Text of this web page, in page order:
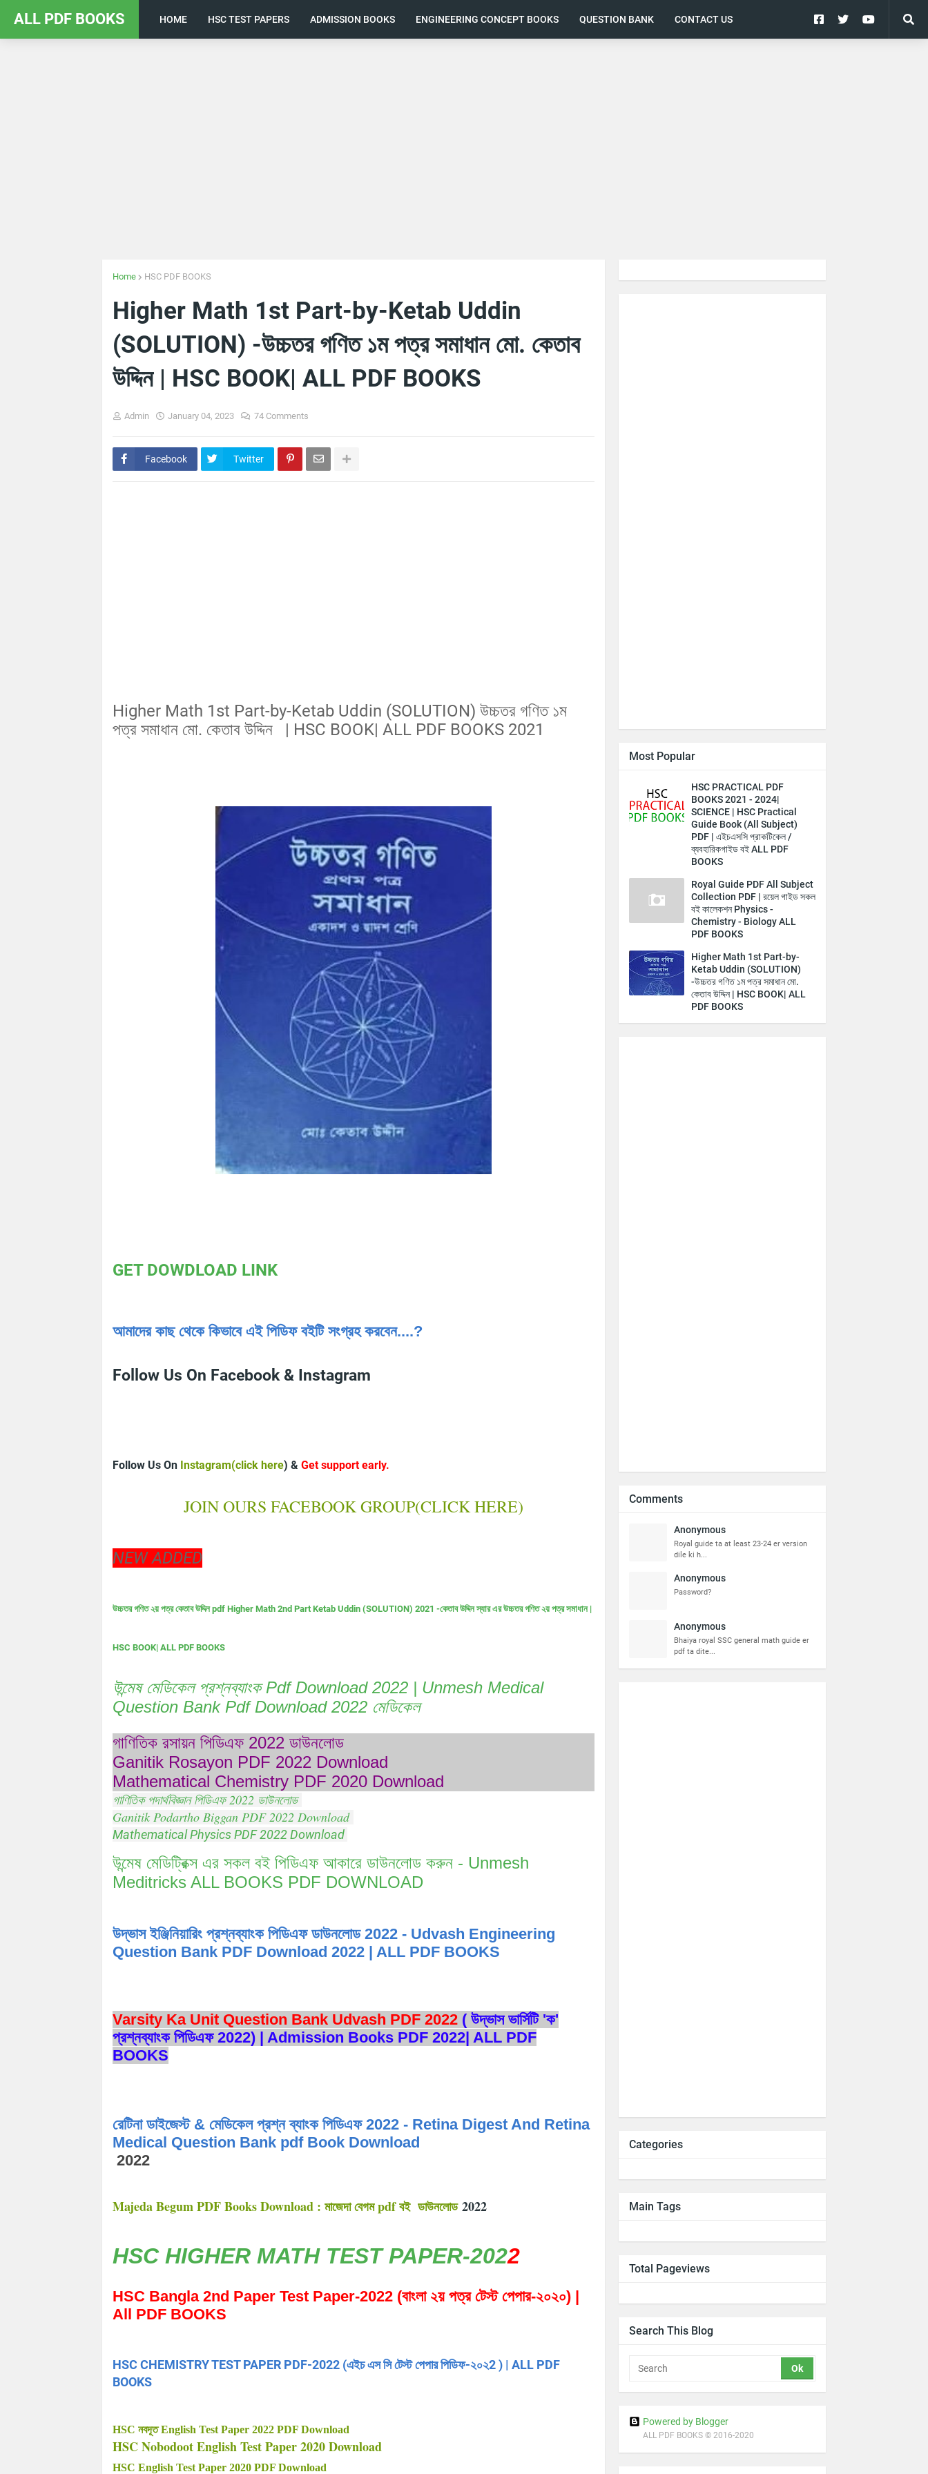
ALL PDF BOOKS HOME HSC TEST PAPERS ADMISSION BOOKS ENGINEERING CONCEPT BOOKS QUESTION BANK CONTACT US
Home HSC PDF BOOKS
Higher Math 1st Part-by-Ketab Uddin
(SOLUTION) -উচ্চতর গণিত ১ম পত্র সমাধান মো. কেতাব
উদ্দিন | HSC BOOK| ALL PDF BOOKS
Admin January 04, 2023 74 Comments
Facebook Twitter
Higher Math 1st Part-by-Ketab Uddin (SOLUTION) উচ্চতর গণিত ১ম
পত্র সমাধান মো. কেতাব উদ্দিন | HSC BOOK| ALL PDF BOOKS 2021
GET DOWDLOAD LINK
আমাদের কাছ থেকে কিভাবে এই পিডিফ বইটি সংগ্রহ করবেন....?
Follow Us On Facebook & Instagram
Follow Us On Instagram(click here) & Get support early.
JOIN OURS FACEBOOK GROUP(CLICK HERE)
NEW ADDED
উচ্চতর গণিত ২য় পত্র কেতাব উদ্দিন pdf Higher Math 2nd Part Ketab Uddin (SOLUTION) 2021 -কেতাব উদ্দিন স্যার এর উচ্চতর গণিত ২য় পত্র সমাধান |
HSC BOOK| ALL PDF BOOKS
উন্মেষ মেডিকেল প্রশ্নব্যাংক Pdf Download 2022 | Unmesh Medical
Question Bank Pdf Download 2022 মেডিকেল
গাণিতিক রসায়ন পিডিএফ 2022 ডাউনলোড
Ganitik Rosayon PDF 2022 Download
Mathematical Chemistry PDF 2020 Download
গাণিতিক পদার্থবিজ্ঞান পিডিএফ 2022 ডাউনলোড
Ganitik Podartho Biggan PDF 2022 Download
Mathematical Physics PDF 2022 Download
উন্মেষ মেডিট্রিক্স এর সকল বই পিডিএফ আকারে ডাউনলোড করুন - Unmesh
Meditricks ALL BOOKS PDF DOWNLOAD
উদ্ভাস ইঞ্জিনিয়ারিং প্রশ্নব্যাংক পিডিএফ ডাউনলোড 2022 - Udvash Engineering
Question Bank PDF Download 2022 | ALL PDF BOOKS
Varsity Ka Unit Question Bank Udvash PDF 2022 ( উদ্ভাস ভার্সিটি 'ক'
প্রশ্নব্যাংক পিডিএফ 2022) | Admission Books PDF 2022| ALL PDF
BOOKS
রেটিনা ডাইজেস্ট & মেডিকেল প্রশ্ন ব্যাংক পিডিএফ 2022 - Retina Digest And Retina
Medical Question Bank pdf Book Download
2022
Majeda Begum PDF Books Download : মাজেদা বেগম pdf বই ডাউনলোড2022
HSC HIGHER MATH TEST PAPER-2022
HSC Bangla 2nd Paper Test Paper-2022 (বাংলা ২য় পত্র টেস্ট পেপার-২০২০) |
All PDF BOOKS
HSC CHEMISTRY TEST PAPER PDF-2022 (এইচ এস সি টেস্ট পেপার পিডিফ-২০২2 ) | ALL PDF
BOOKS
HSC নবদূত English Test Paper 2022 PDF Download
HSC Nobodoot English Test Paper 2020 Download
HSC English Test Paper 2020 PDF Download
Most Popular
HSC PRACTICAL PDF
BOOKS 2021 - 2024|
SCIENCE | HSC Practical
Guide Book (All Subject)
PDF | এইচএসসি প্রাকটিকেল /
ব্যবহারিকগাইড বই ALL PDF
BOOKS
Royal Guide PDF All Subject
Collection PDF | রয়েল গাইড সকল
বই কালেকশন Physics -
Chemistry - Biology ALL
PDF BOOKS
Higher Math 1st Part-by-
Ketab Uddin (SOLUTION)
-উচ্চতর গণিত ১ম পত্র সমাধান মো.
কেতাব উদ্দিন | HSC BOOK| ALL
PDF BOOKS
Comments
Anonymous
Royal guide ta at least 23-24 er version
dile ki h...
Anonymous
Password?
Anonymous
Bhaiya royal SSC general math guide er
pdf ta dite...
Categories
Main Tags
Total Pageviews
Search This Blog
Powered by Blogger
ALL PDF BOOKS © 2016-2020